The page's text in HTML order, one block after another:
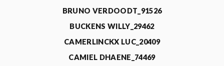
BRUNO VERDOODT_91526
BUCKENS WILLY_29462
CAMERLINCKX LUC_20409
CAMIEL DHAENE_74469